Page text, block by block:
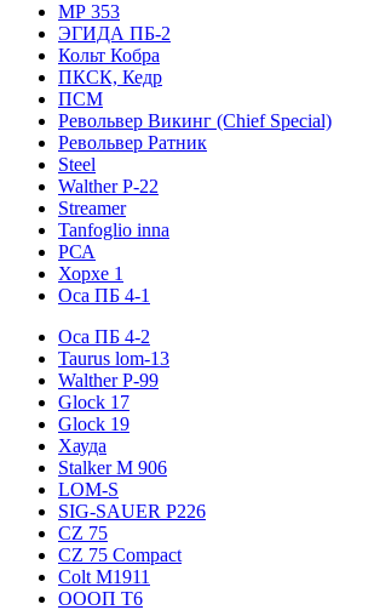
МР 353
ЭГИДА ПБ-2
Кольт Кобра
ПКСК, Кедр
ПСМ
Револьвер Викинг (Chief Special)
Револьвер Ратник
Steel
Walther P-22
Streamer
Tanfoglio inna
РСА
Хорхе 1
Оса ПБ 4-1
Оса ПБ 4-2
Taurus lom-13
Walther P-99
Glock 17
Glock 19
Хауда
Stalker М 906
LOM-S
SIG-SAUER P226
CZ 75
CZ 75 Compact
Colt M1911
ОООП Т6